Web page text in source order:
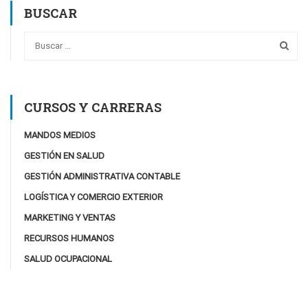
BUSCAR
CURSOS Y CARRERAS
MANDOS MEDIOS
GESTIÓN EN SALUD
GESTIÓN ADMINISTRATIVA CONTABLE
LOGÍSTICA Y COMERCIO EXTERIOR
MARKETING Y VENTAS
RECURSOS HUMANOS
SALUD OCUPACIONAL